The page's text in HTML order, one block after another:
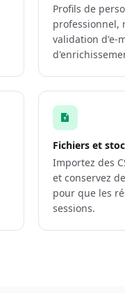
Profils de
professionnel,
validation d'e-
Fichiers et
Importez des
et conservez
pour que les
sessions.